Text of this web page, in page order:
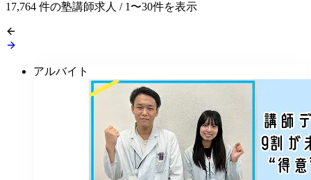
17,764 件の塾講師求人 / 1〜30件を表示
アルバイト